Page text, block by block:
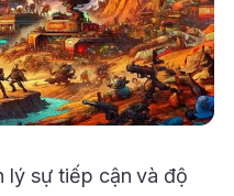
lý sự tiếp cận và độ